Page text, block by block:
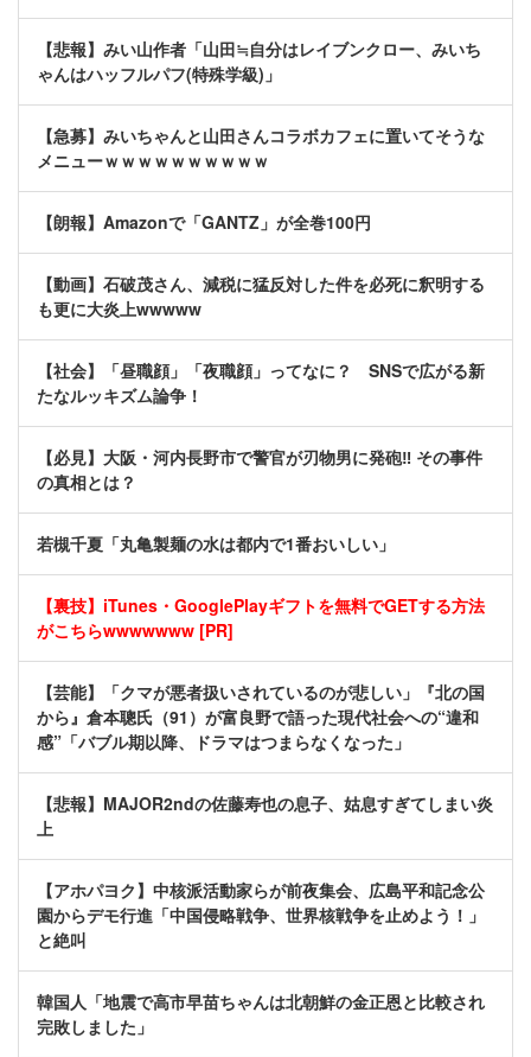
【悲報】みい山作者「山田≒自分はレイブンクロー、みいち
ゃんはハッフルパフ(特殊学級)」
【急募】みいちゃんと山田さんコラボカフェに置いてそうな
メニューｗｗｗｗｗｗｗｗｗｗ
【朗報】Amazonで「GANTZ」が全巻100円
【動画】石破茂さん、減税に猛反対した件を必死に釈明する
も更に大炎上wwwww
【社会】「昼職顔」「夜職顔」ってなに？ SNSで広がる新
たなルッキズム論争！
【必見】大阪・河内長野市で警官が刃物男に発砲‼ その事件
の真相とは？
若槻千夏「丸亀製麺の水は都内で1番おいしい」
【裏技】iTunes・GooglePlayギフトを無料でGETする方法
がこちらwwwwwww [PR]
【芸能】「クマが悪者扱いされているのが悲しい」『北の国
から』倉本聰氏（91）が富良野で語った現代社会への“違和
感”「バブル期以降、ドラマはつまらなくなった」
【悲報】MAJOR2ndの佐藤寿也の息子、姑息すぎてしまい炎
上
【アホパヨク】中核派活動家らが前夜集会、広島平和記念公
園からデモ行進「中国侵略戦争、世界核戦争を止めよう！」
と絶叫
韓国人「地震で高市早苗ちゃんは北朝鮮の金正恩と比較され
完敗しました」